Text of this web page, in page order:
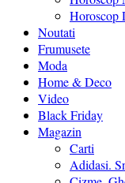
Horoscop
Noutati
Frumusete
Moda
Home & Deco
Video
Black Friday
Magazin
Carti
Adidasi.